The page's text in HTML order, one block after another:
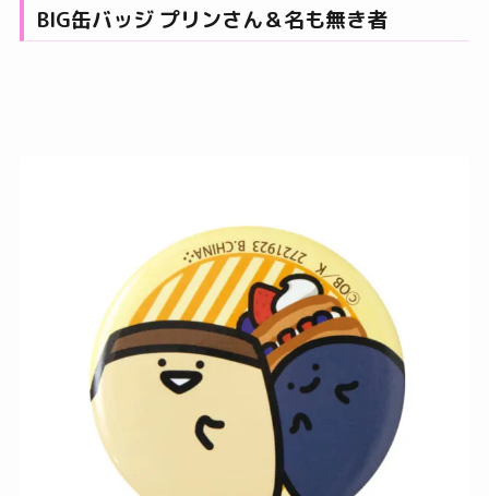
BIG缶バッジ プリンさん＆名も無き者